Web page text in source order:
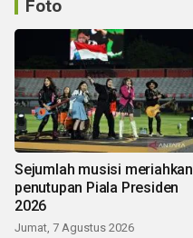
Foto
Sejumlah musisi meriahkan
penutupan Piala Presiden
2026
Jumat, 7 Agustus 2026